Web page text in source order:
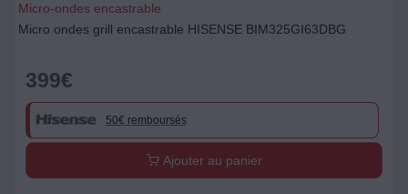
Micro-ondes encastrable
Micro ondes grill encastrable HISENSE BIM325GI63DBG
399€
50€ remboursés
Ajouter au panier